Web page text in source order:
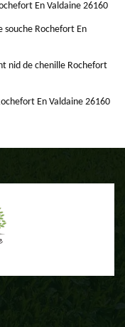
En Valdaine 26160
souche Rochefort En
nid de chenille Rochefort
En Valdaine 26160